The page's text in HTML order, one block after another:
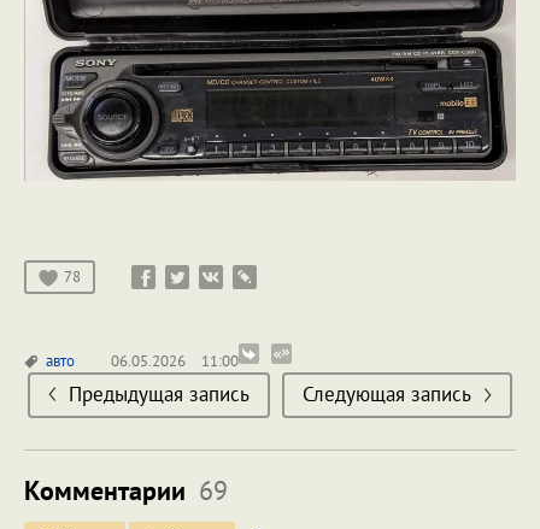
78
авто 06.05.2026 11:00
Предыдущая запись Следующая запись
Комментарии 69